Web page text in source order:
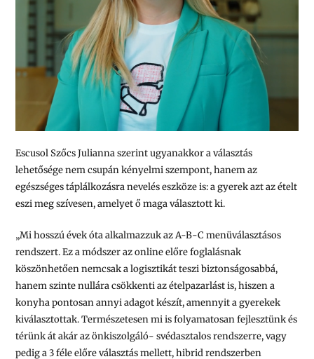
Escusol Szőcs Julianna szerint ugyanakkor a választás
lehetősége nem csupán kényelmi szempont, hanem az
egészséges táplálkozásra nevelés eszköze is: a gyerek azt az ételt
eszi meg szívesen, amelyet ő maga választott ki.
„Mi hosszú évek óta alkalmazzuk az A-B-C menüválasztásos
rendszert. Ez a módszer az online előre foglalásnak
köszönhetően nemcsak a logisztikát teszi biztonságosabbá,
hanem szinte nullára csökkenti az ételpazarlást is, hiszen a
konyha pontosan annyi adagot készít, amennyit a gyerekek
kiválasztottak. Természetesen mi is folyamatosan fejlesztünk és
térünk át akár az önkiszolgáló- svédasztalos rendszerre, vagy
pedig a 3 féle előre választás mellett, hibrid rendszerben